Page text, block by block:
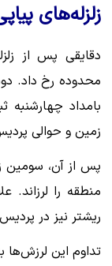
زلزله‌های
دقایقی پس از
زمین و حوالی
ریشتر نیز در
تداوم این